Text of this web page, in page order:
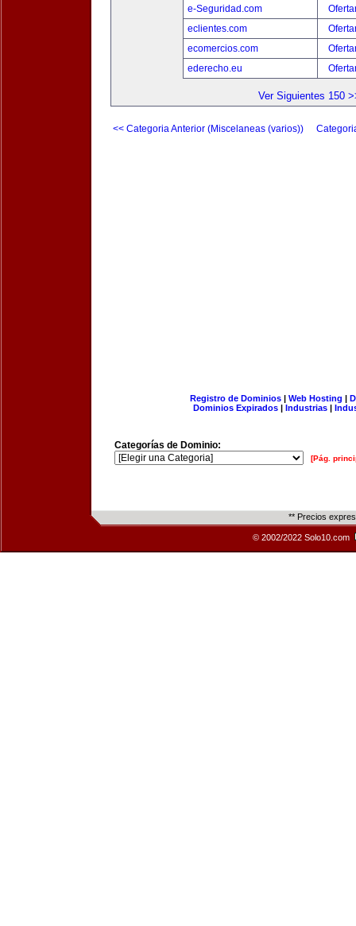
e-Seguridad.com
eclientes.com
ecomercios.com
ederecho.eu
Ver Siguientes 150
<< Categoria Anterior (Miscelaneas (varios))
Registro de Dominios| Web Hosting |
Dominios Expirados | Industrias |
Categorías de Dominio:
[Pág.
** Precios
© 2002/2022 Solo10.com